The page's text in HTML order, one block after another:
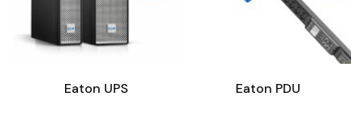
Eaton UPS Eaton PDU